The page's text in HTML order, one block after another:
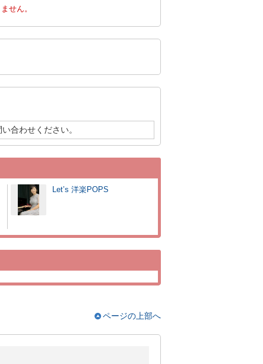
せん。
合わせください。
Let’s 洋楽POPS
ページの上部へ